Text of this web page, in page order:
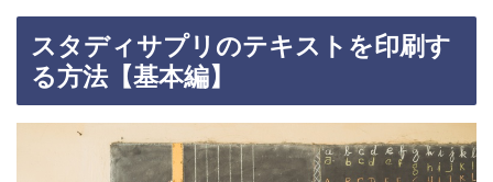
スタディサプリのテキストを印刷す
る方法【基本編】